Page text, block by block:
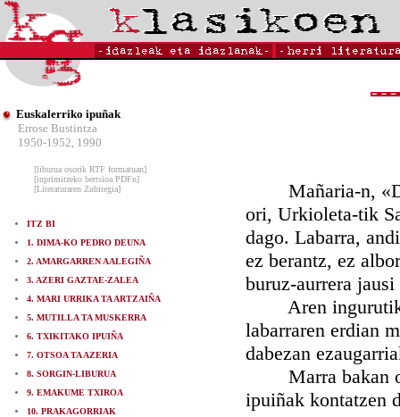
Euskalerriko ipuñak
Errose Bustintza
1950-1952, 1990
[liburua osorik RTF formatuan]
[inprimitzeko bertsioa PDFn]
[Literaturaren Zubitegia]
ITZ BI
1. DIMA-KO PEDRO DEUNA
2. AMARGARREN AALEGIÑA
3. AZERI GAZTAE-ZALEA
4. MARI URRIKA TA ARTZAIÑA
5. MUTILLA TA MUSKERRA
6. TXIKITAKO IPUIÑA
7. OTSOA TA AZERIA
8. SORGIN-LIBURUA
9. EMAKUME TXIROA
10. PRAKAGORRIAK
Mañaria-n,
ori, Urkioleta-tik
dago. Labarra,
ez berantz, ez
buruz-aurrera
Aren ingurutik
labarraren erdian
dabezan
Marra bakan
ipuiñak kontatzen